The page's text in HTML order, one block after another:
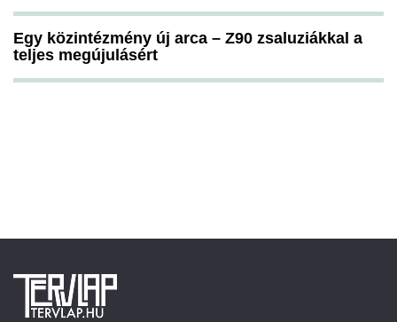
Egy közintézmény új arca – Z90 zsaluziákkal a
teljes megújulásért